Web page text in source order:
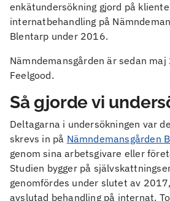
enkätundersökning gjord på
internatbehandling på
Blentarp under 2016.
Nämndemansgården är sedan
Feelgood.
Så gjorde vi
Deltagarna i undersökningen var
skrevs in på Nämndemansgården
genom sina arbetsgivare eller
Studien bygger på
genomfördes under slutet av
avslutad behandling på internat.